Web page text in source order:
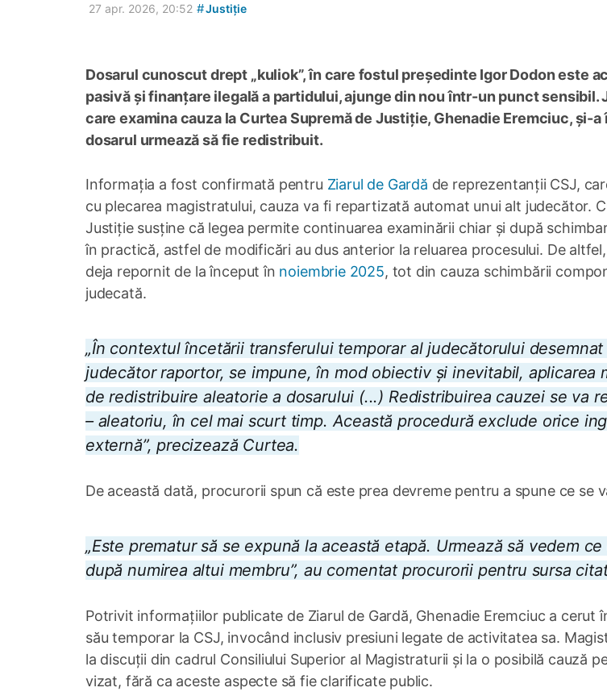
27 apr. 2026, 20:52 #Justiție
Dosarul cunoscut drept „kuliok”, în care fostul președinte Igor Dodon este
pasivă și finanțare ilegală a partidului, ajunge din nou într-un punct
care examina cauza la Curtea Supremă de Justiție, Ghenadie Eremciuc, și-
dosarul urmează să fie redistribuit.
Informația a fost confirmată pentru Ziarul de Gardă de reprezentanții CSJ,
cu plecarea magistratului, cauza va fi repartizată automat unui alt judecător.
Justiție susține că legea permite continuarea examinării chiar și după
în practică, astfel de modificări au dus anterior la reluarea procesului. De
deja repornit de la început în noiembrie 2025, tot din cauza schimbării
judecată.
„În contextul încetării transferului temporar al judecătorului
judecător raportor, se impune, în mod obiectiv și inevitabil, aplicarea
de redistribuire aleatorie a dosarului (...) Redistribuirea cauzei se va
– aleatoriu, în cel mai scurt timp. Această procedură exclude orice
externă”, precizează Curtea.
De această dată, procurorii spun că este prea devreme pentru a spune ce se
„Este prematur să se expună la această etapă. Urmează să vedem
după numirea altui membru”, au comentat procurorii pentru sursa
Potrivit informațiilor publicate de Ziarul de Gardă, Ghenadie Eremciuc a cerut
său temporar la CSJ, invocând inclusiv presiuni legate de activitatea sa.
la discuții din cadrul Consiliului Superior al Magistraturii și la o posibilă cauză
vizat, fără ca aceste aspecte să fie clarificate public.